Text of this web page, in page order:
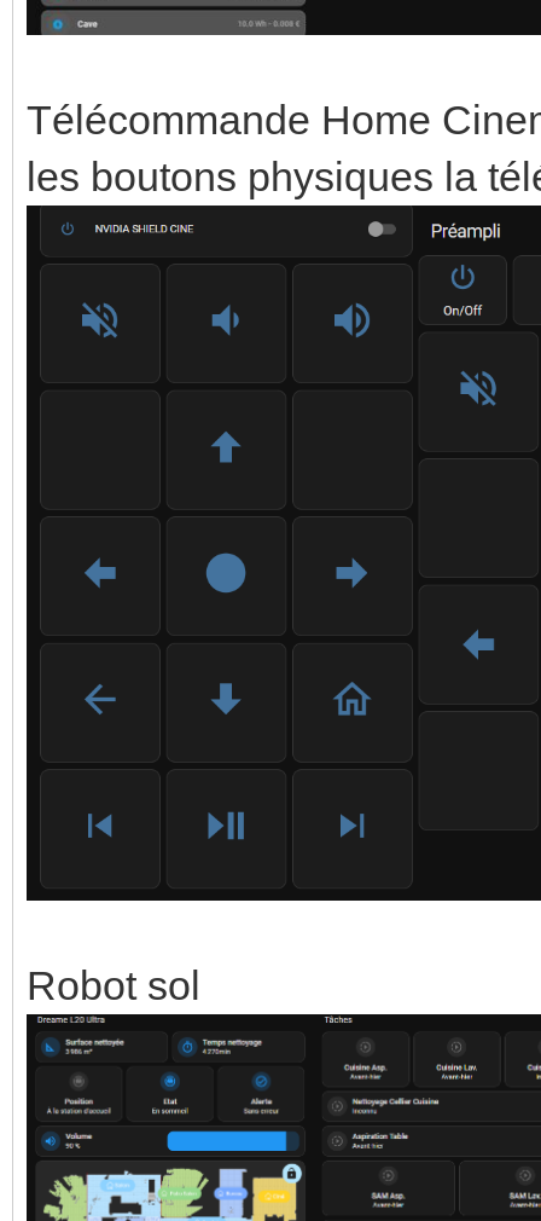
Télécommande Home
les boutons physiques la
Robot sol